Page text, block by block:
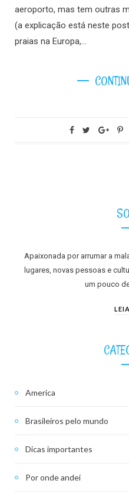
aeroporto, mas tem outras
(a explicação está neste
praias na Europa,…
Apaixonada por arrumar a
lugares, novas pessoas e
um pouco
America
Brasileiros pelo mundo
Dicas importantes
Por onde andei